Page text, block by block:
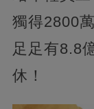
獨得2800
足足有8.8
休！